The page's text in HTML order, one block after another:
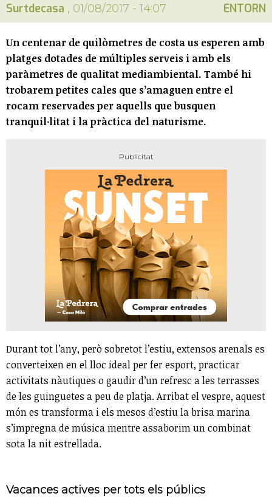
Surtdecasa , 01/08/2017 - 14:07 ENTORN
Un centenar de quilòmetres de costa us esperen amb
platges dotades de múltiples serveis i amb els
paràmetres de qualitat mediambiental. També hi
trobarem petites cales que s’amaguen entre el
rocam reservades per aquells que busquen
tranquil·litat i la pràctica del naturisme.
Durant tot l’any, però sobretot l’estiu, extensos arenals es
converteixen en el lloc ideal per fer esport, practicar
activitats nàutiques o gaudir d’un refresc a les terrasses
de les guinguetes a peu de platja. Arribat el vespre, aquest
món es transforma i els mesos d’estiu la brisa marina
s’impregna de música mentre assaborim un combinat
sota la nit estrellada.
Vacances actives per tots els públics